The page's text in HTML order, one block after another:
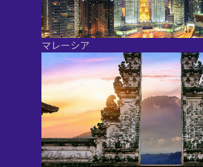
マレーシア